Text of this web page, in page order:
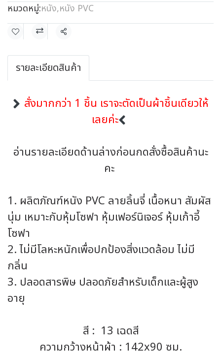
หมวดหมู่:หนัง,หนัง PVC
แชร์
รายละเอียดสินค้า
สั่งมากกว่า 1 ชิ้น เราจะตัดเป็นผ้าชิ้นเดียวให้
เลยค่ะ
อ่านรายละเอียดด้านล่างก่อนกดสั่งซื้อสินค้านะ
คะ
1. ผลิตภัณฑ์หนัง PVC ลายลิ้นจี่ เนื้อหนา สัมผัส
นุ่ม เหมาะกับหุ้มโซฟา หุ้มเฟอร์นิเจอร์ หุ้มเก้าอี้
โซฟา
2. ไม่มีโลหะหนักเพื่อปกป้องสิ่งแวดล้อม ไม่มี
กลิ่น
3. ปลอดสารพิษ ปลอดภัยสำหรับเด็กและผู้สูง
อายุ
สี : 13 เฉดสี
ความกว้างหน้าผ้า : 142x90 ซม.